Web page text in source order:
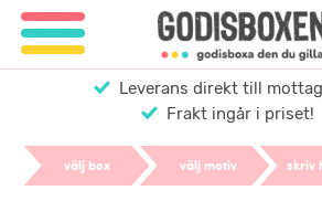
Leverans direkt till
Frakt ingår i priset!
välj box välj motiv skriv